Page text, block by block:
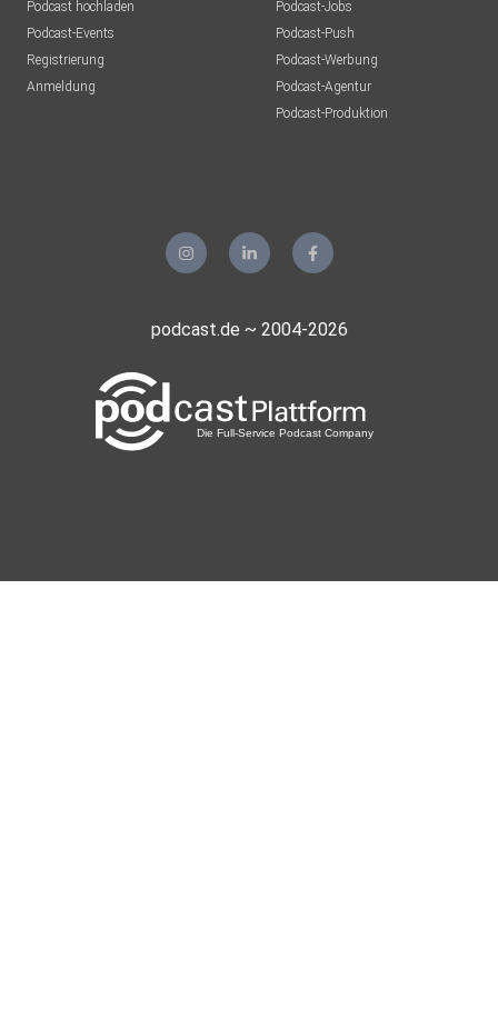
Podcast hochladen
Podcast-Events
Registrierung
Anmeldung
Podcast-Jobs
Podcast-Push
Podcast-Werbung
Podcast-Agentur
Podcast-Produktion
podcast.de ~ 2004-2026